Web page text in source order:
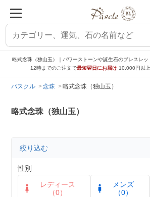
略式念珠（独山玉）｜パワーストーンや誕生石のブレスレ
12時までのご注文で最短翌日にお届け 10,000円以
パスクル 念珠 略式念珠（独山玉）
略式念珠（独山玉）
絞り込む
性別
レディース
（0）
メンズ
（0）